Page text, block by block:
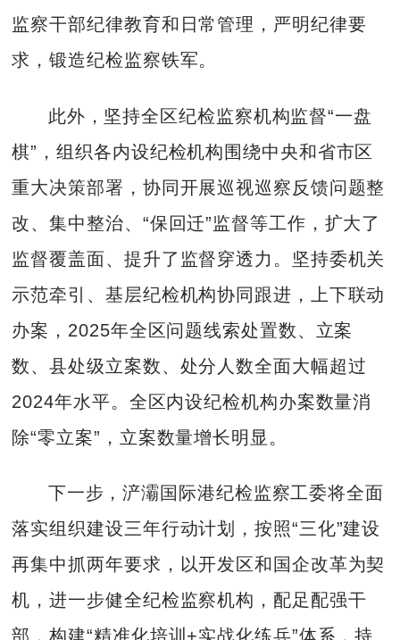
监察干部纪律教育和日常管理，严明纪律要
求，锻造纪检监察铁军。
此外，坚持全区纪检监察机构监督“一盘
棋”，组织各内设纪检机构围绕中央和省市区
重大决策部署，协同开展巡视巡察反馈问题整
改、集中整治、“保回迁”监督等工作，扩大了
监督覆盖面、提升了监督穿透力。坚持委机关
示范牵引、基层纪检机构协同跟进，上下联动
办案，2025年全区问题线索处置数、立案
数、县处级立案数、处分人数全面大幅超过
2024年水平。全区内设纪检机构办案数量消
除“零立案”，立案数量增长明显。
下一步，浐灞国际港纪检监察工委将全面
落实组织建设三年行动计划，按照“三化”建设
再集中抓两年要求，以开发区和国企改革为契
机，进一步健全纪检监察机构，配足配强干
部，构建“精准化培训+实战化练兵”体系，持